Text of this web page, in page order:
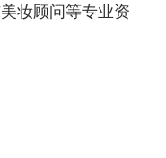
妆顾问等专业资